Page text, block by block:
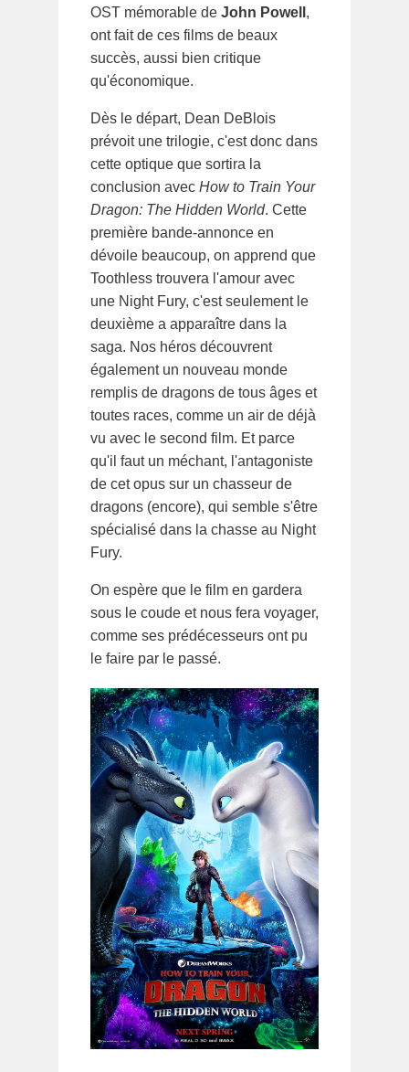
OST mémorable de John Powell ,
ont fait de ces films de beaux
succès, aussi bien critique
qu'économique.
Dès le départ, Dean DeBlois
prévoit une trilogie, c'est donc dans
cette optique que sortira la
conclusion avec How to Train Your
Dragon: The Hidden World. Cette
première bande-annonce en
dévoile beaucoup, on apprend que
Toothless trouvera l'amour avec
une Night Fury, c'est seulement le
deuxième a apparaître dans la
saga. Nos héros découvrent
également un nouveau monde
remplis de dragons de tous âges et
toutes races, comme un air de déjà
vu avec le second film. Et parce
qu'il faut un méchant, l'antagoniste
de cet opus sur un chasseur de
dragons (encore), qui semble s'être
spécialisé dans la chasse au Night
Fury.
On espère que le film en gardera
sous le coude et nous fera voyager,
comme ses prédécesseurs ont pu
le faire par le passé.